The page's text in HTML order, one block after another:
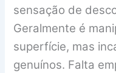
sensação de
Geralmente é
superfície, mas
genuínos. Falta